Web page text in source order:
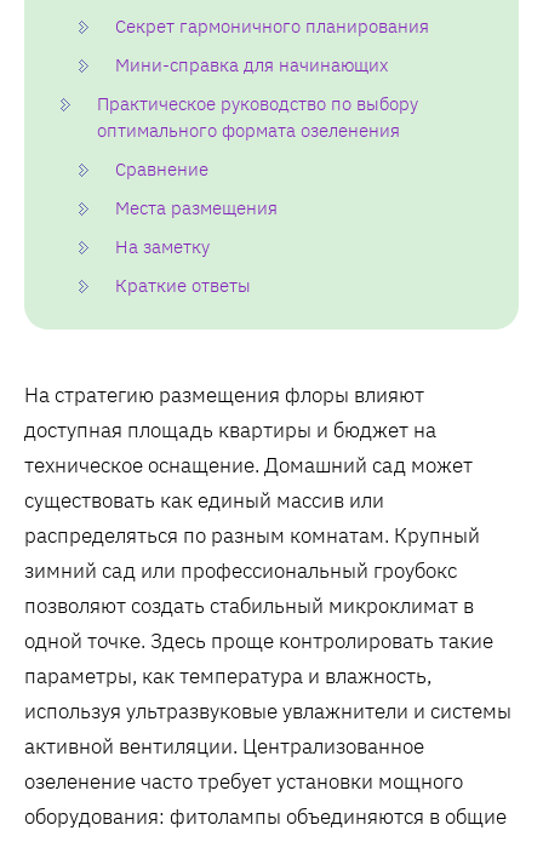
Секрет гармоничного планирования
Мини-справка для начинающих
Практическое руководство по выбору
оптимального формата озеленения
Сравнение
Места размещения
На заметку
Краткие ответы
На стратегию размещения флоры влияют
доступная площадь квартиры и бюджет на
техническое оснащение. Домашний сад может
существовать как единый массив или
распределяться по разным комнатам. Крупный
зимний сад или профессиональный гроубокс
позволяют создать стабильный микроклимат в
одной точке. Здесь проще контролировать такие
параметры, как температура и влажность,
используя ультразвуковые увлажнители и системы
активной вентиляции. Централизованное
озеленение часто требует установки мощного
оборудования: фитолампы объединяются в общие